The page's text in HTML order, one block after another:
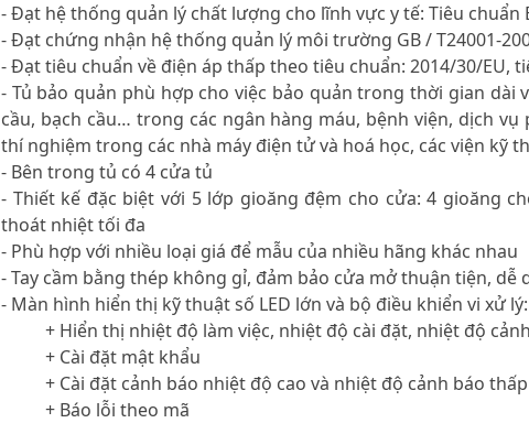
- Đạt hệ thống quản lý chất lượng cho lĩnh vực y tế: Tiêu chuẩn
- Đạt chứng nhận hệ thống quản lý môi trường GB / T24001-
- Đạt tiêu chuẩn về điện áp thấp theo tiêu chuẩn: 2014/30/EU,
- Tủ bảo quản phù hợp cho việc bảo quản trong thời gian
cầu, bạch cầu… trong các ngân hàng máu, bệnh viện, dịch
thí nghiệm trong các nhà máy điện tử và hoá học, các viện kỹ
- Bên trong tủ có 4 cửa tủ
- Thiết kế đặc biệt với 5 lớp gioăng đệm cho cửa: 4 gioăng
thoát nhiệt tối đa
- Phù hợp với nhiều loại giá để mẫu của nhiều hãng khác nhau
- Tay cầm bằng thép không gỉ, đảm bảo cửa mở thuận tiện, dễ
- Màn hình hiển thị kỹ thuật số LED lớn và bộ điều khiển vi xử lý:
+ Hiển thị nhiệt độ làm việc, nhiệt độ cài đặt, nhiệt độ
+ Cài đặt mật khẩu
+ Cài đặt cảnh báo nhiệt độ cao và nhiệt độ cảnh báo thấp
+ Báo lỗi theo mã